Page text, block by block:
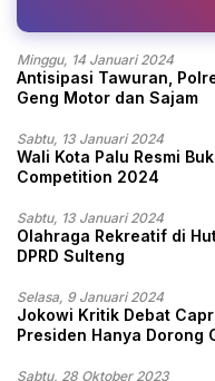
Minggu, 14 Januari 2024
Antisipasi Tawuran,
Geng Motor dan Sajam
Sabtu, 13 Januari 2024
Wali Kota Palu Resmi
Competition 2024
Sabtu, 13 Januari 2024
Olahraga Rekreatif di
DPRD Sulteng
Selasa, 9 Januari 2024
Jokowi Kritik Debat
Presiden Hanya Dorong
Sabtu, 28 Oktober 2023